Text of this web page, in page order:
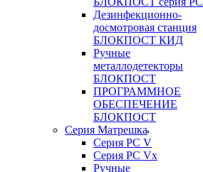
Дезинфекционно-
досмотровая станция
БЛОКПОСТ КИД
Ручные
металлодетекторы
БЛОКПОСТ
ПРОГРАММНОЕ
ОБЕСПЕЧЕНИЕ
БЛОКПОСТ
Серия Матрешка
Серия PC V
Серия PC Vx
Ручные